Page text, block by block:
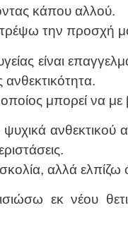
κάπου αλλού.
την προσχή
είναι
μπορεί να με
ανθεκτικού
αλλά ελπίζω
εκ νέου